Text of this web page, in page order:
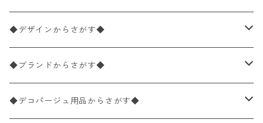
ペーパーナプキン1枚バラ売り
ペーパーナプキン20枚入りパック
ペーパーナプキン10枚入りパック
33×33cm（ランチサイズ）
バラ売り
パック売り
25×25cm（カクテルサイズ）
バラ売り
40×40cm（ディナーサイズ）
◆デザインからさがす◆
花柄
植物・グリーン柄
◆ブランドからさがす◆
ドイツ製 IHR/イア
◆デコパージュ用品からさがす◆